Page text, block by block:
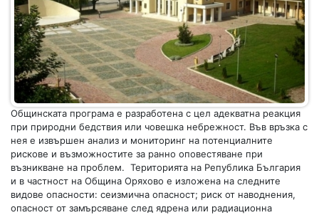
Общинската програма е разработена с цел адекватна реакция
при природни бедствия или човешка небрежност. Във връзка с
нея е извършен анализ и мониторинг на потенциалните
рискове и възможностите за ранно оповестяване при
възникване на проблем. Територията на Република България
и в частност на Община Оряхово е изложена на следните
видове опасности: сеизмична опасност; риск от наводнения,
опасност от замърсяване след ядрена или радиационна